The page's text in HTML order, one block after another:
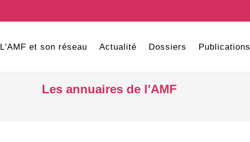
L'AMF et son réseau Actualité Dossiers Publications
Les annuaires de l'AMF